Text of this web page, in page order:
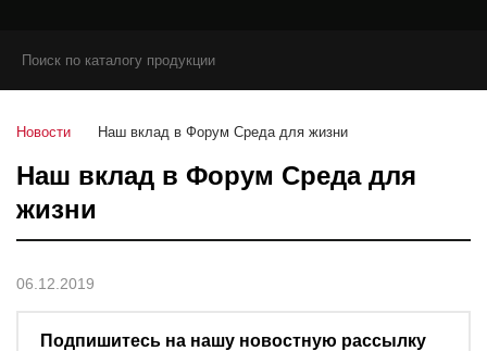
Новости Наш вклад в Форум Среда для жизни
Наш вклад в Форум Среда для
жизни
06.12.2019
Подпишитесь на нашу новостную рассылку